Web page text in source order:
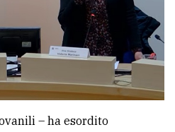
– ha esordito